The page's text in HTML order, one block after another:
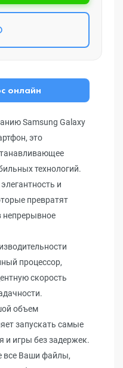
онлайн
Samsung Galaxy
это
технологий.
и
превратят
непрерывное
процессор,
скорость
объем
запускать самые
и игры без задержек.
все Ваши файлы,